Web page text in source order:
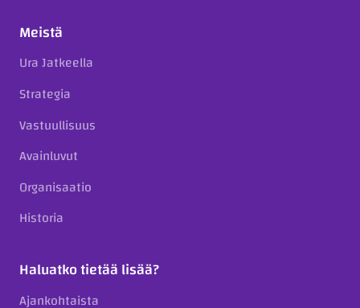
Meistä
Ura Jatkeella
Strategia
Vastuullisuus
Avainluvut
Organisaatio
Historia
Haluatko tietää lisää?
Ajankohtaista